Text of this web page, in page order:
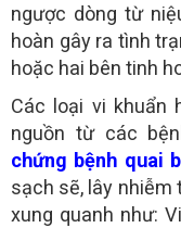
ngược dòng từ
hoàn gây ra tình
hoặc hai bên tinh
Các loại vi khuẩn
nguồn từ các
chứng bệnh quai
sạch sẽ, lây nhiễm
xung quanh như: